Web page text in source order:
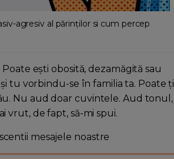
agresiv al părinților si cum percep
ești obosită, dezamăgită sau
tu vorbindu-se în familia ta. Poate ți
Nu aud doar cuvintele. Aud tonul,
vrut, de fapt, să-mi spui.
mesajele noastre